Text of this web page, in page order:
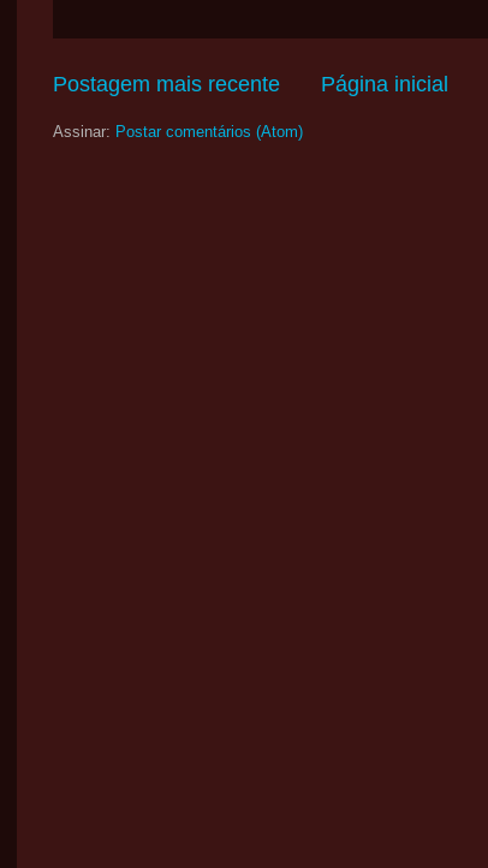
Postagem mais recente Página inicial
Assinar: Postar comentários (Atom)